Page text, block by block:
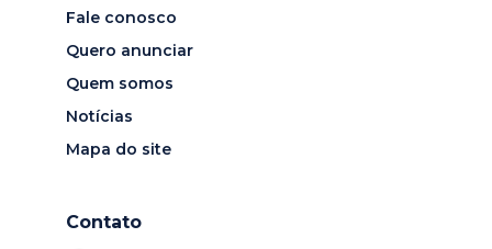
Fale conosco
Quero anunciar
Quem somos
Notícias
Mapa do site
Contato